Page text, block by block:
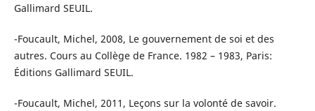
Gallimard SEUIL.
-Foucault, Michel, 2008, Le gouvernement de soi et des
autres. Cours au Collège de France. 1982 – 1983, Paris:
Éditions Gallimard SEUIL.
-Foucault, Michel, 2011, Leçons sur la volonté de savoir.